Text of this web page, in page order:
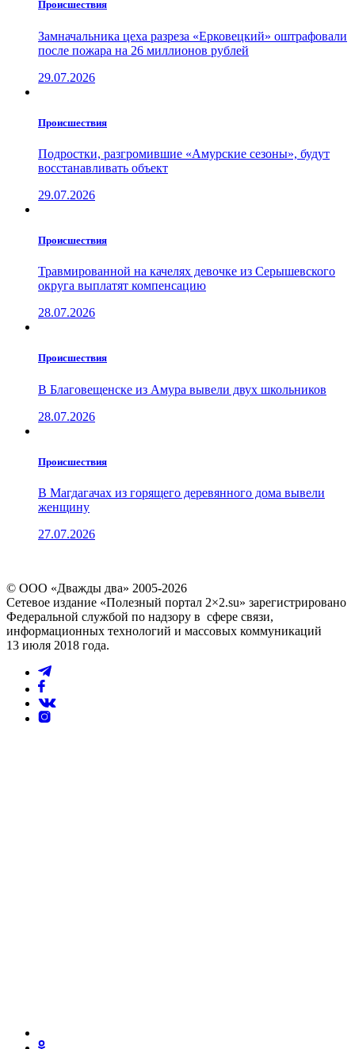
Проиcшествия
Замначальника цеха разреза «Ерковецкий» оштрафовали
после пожара на 26 миллионов рублей
29.07.2026
Проиcшествия
Подростки, разгромившие «Амурские сезоны», будут
восстанавливать объект
29.07.2026
Проиcшествия
Травмированной на качелях девочке из Серышевского
округа выплатят компенсацию
28.07.2026
Проиcшествия
В Благовещенске из Амура вывели двух школьников
28.07.2026
Проиcшествия
В Магдагачах из горящего деревянного дома вывели
женщину
27.07.2026
© ООО «Дважды два» 2005-2026
Сетевое издание «Полезный портал 2×2.su» зарегистрировано
Федеральной службой по надзору в сфере связи,
информационных технологий и массовых коммуникаций
13 июля 2018 года.